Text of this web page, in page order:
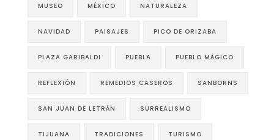
MUSEO MÉXICO NATURALEZA
NAVIDAD PAISAJES PICO DE ORIZABA
PLAZA GARIBALDI PUEBLA PUEBLO MÁGICO
REFLEXIÓN REMEDIOS CASEROS SANBORNS
SAN JUAN DE LETRÁN SURREALISMO
TIJUANA TRADICIONES TURISMO